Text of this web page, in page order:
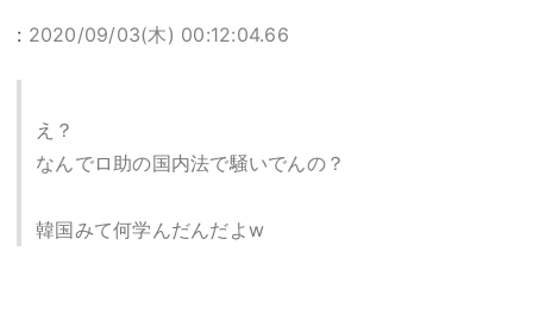
: 2020/09/03(木) 00:12:04.66
え？
なんでロ助の国内法で騒いでんの？
韓国みて何学んだんだよw